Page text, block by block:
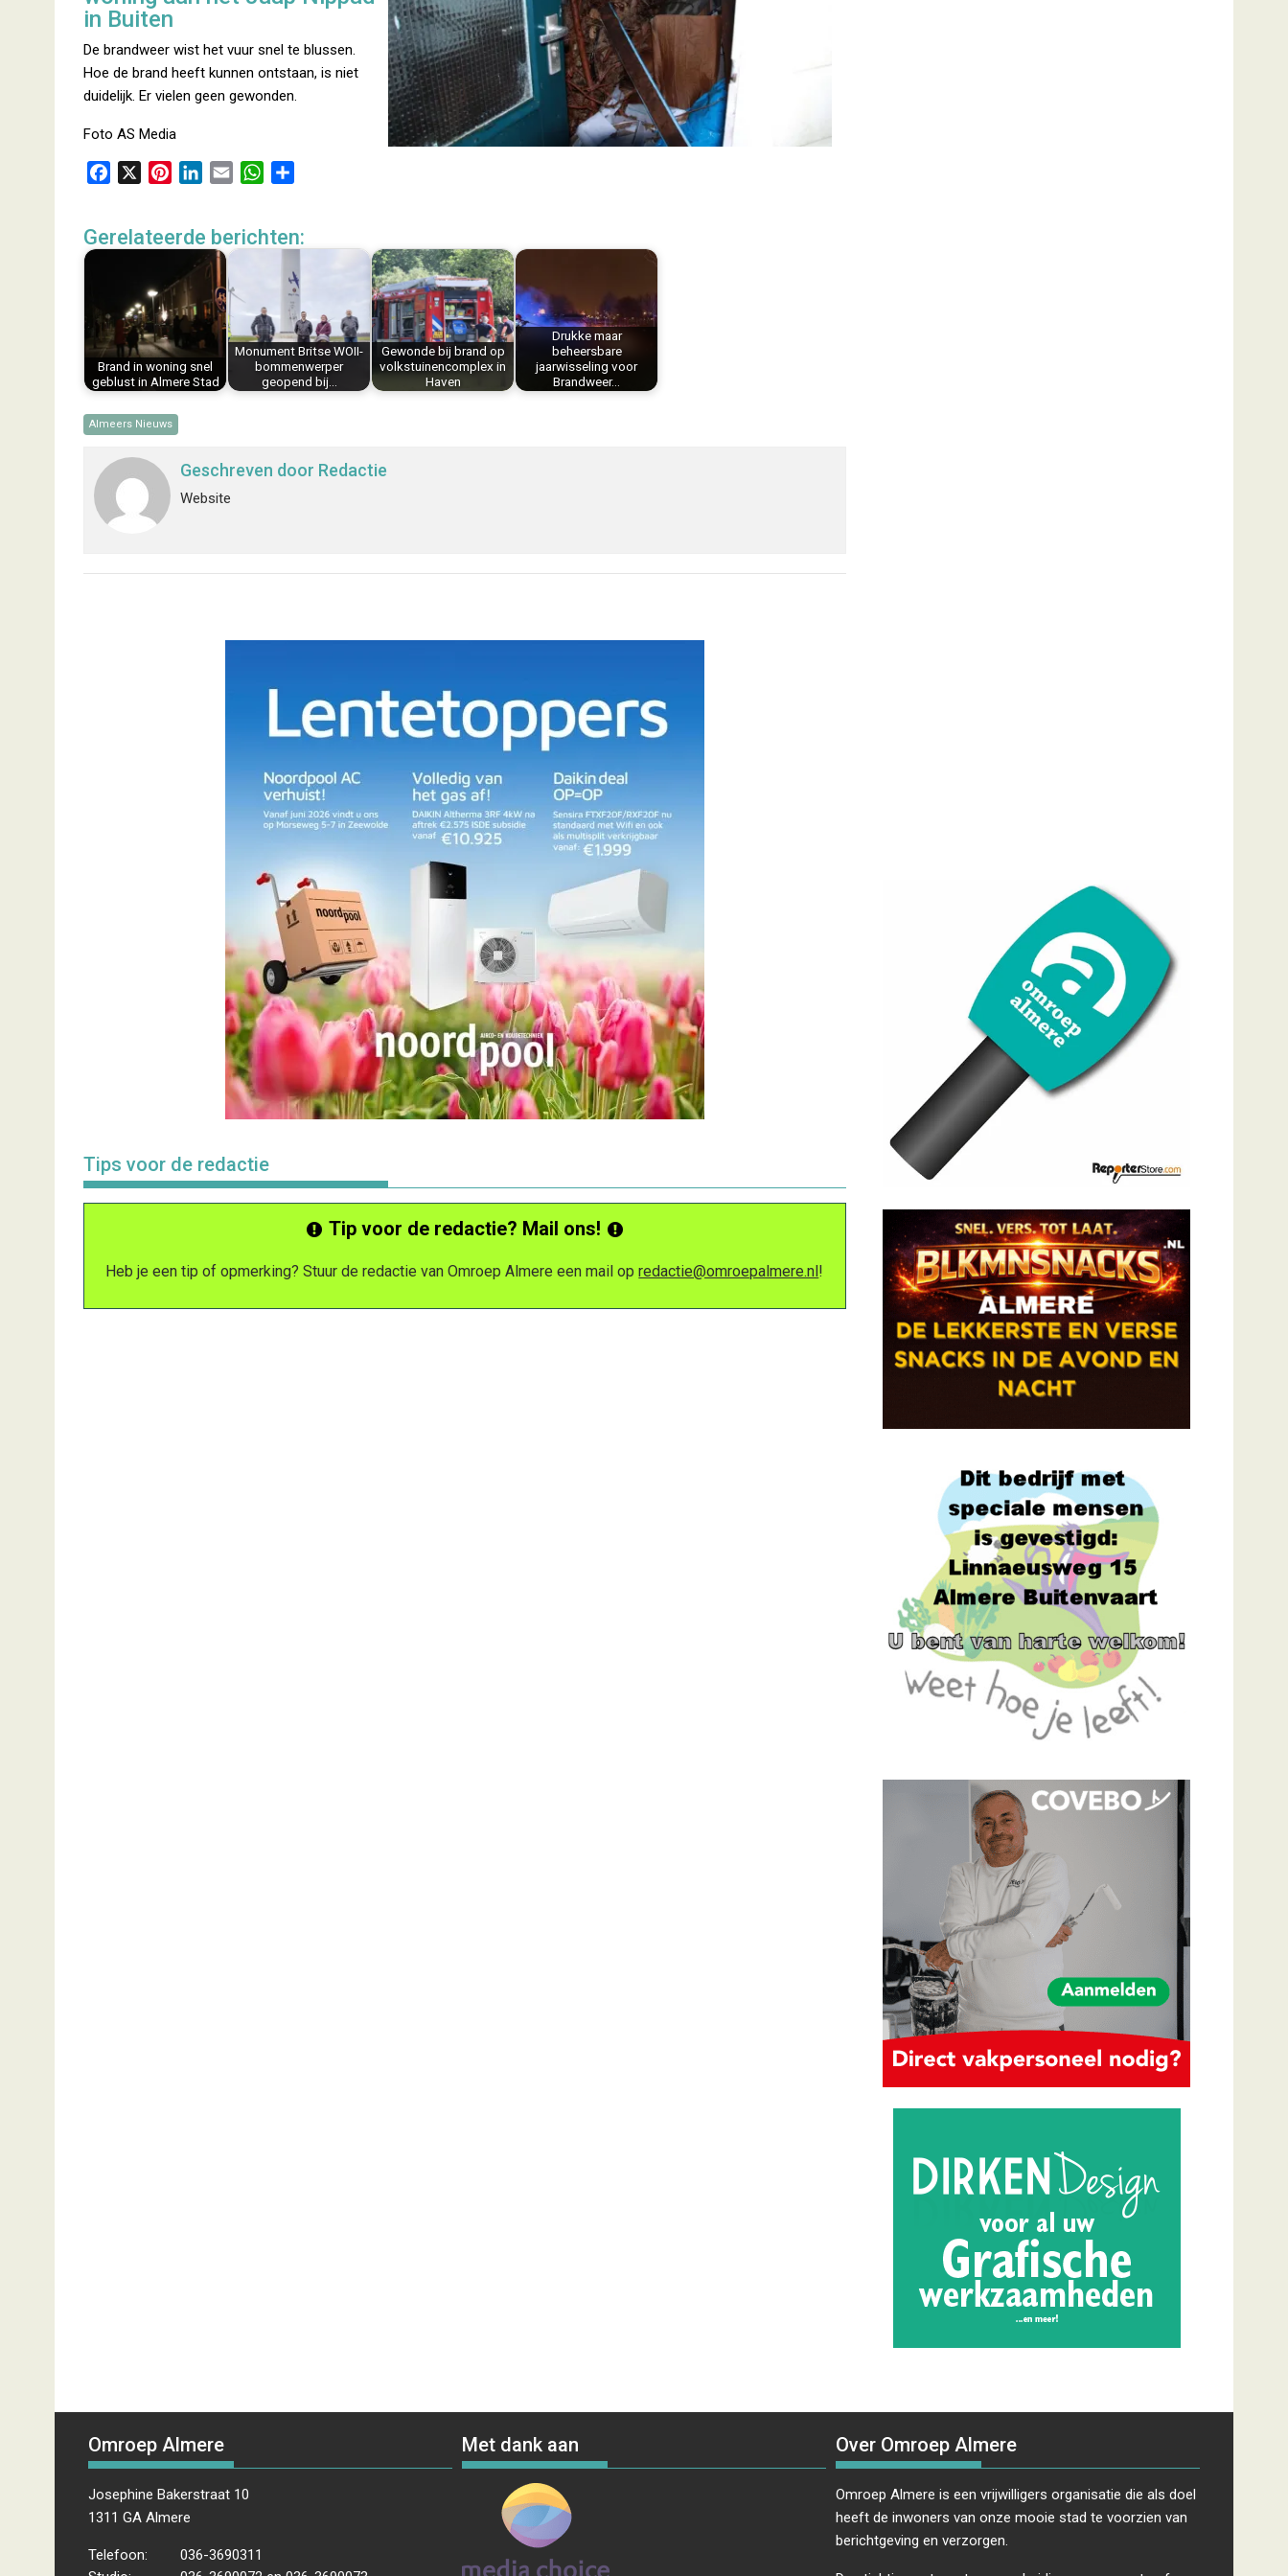
in Buiten
De brandweer wist het vuur snel te blussen.
Hoe de brand heeft kunnen ontstaan, is niet
duidelijk. Er vielen geen gewonden.
Foto AS Media
e
k
t
r
e
s
t
k
e
I
n
i
W
t
p
p
e
Gerelateerde berichten:
Brand in woning snel
geblust in Almere Stad
Monument Britse WOII-
bommenwerper
geopend bij…
Gewonde bij brand op
volkstuinencomplex in
Haven
Drukke maar
beheersbare
jaarwisseling voor
Brandweer…
Almeers Nieuws
Geschreven door Redactie
Website
Tips voor de redactie
Tip voor de redactie? Mail ons!
Heb je een tip of opmerking? Stuur de redactie van Omroep Almere een mail opredactie@omroepalmere.nl!
Omroep Almere
Josephine Bakerstraat 10
1311 GA Almere
Telefoon:
036-3690311
Met dank aan Over Omroep Almere
Omroep Almere is een vrijwilligers organisatie die als doel
heeft de inwoners van onze mooie stad te voorzien van
berichtgeving en verzorgen.